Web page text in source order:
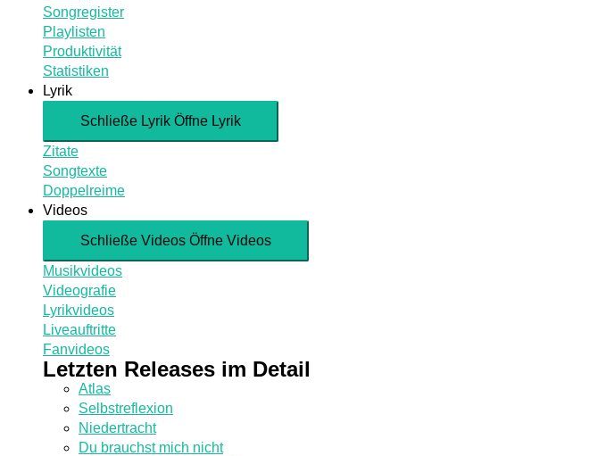
Songregister
Playlisten
Produktivität
Statistiken
Lyrik
Schließe Lyrik Öffne Lyrik
Zitate
Songtexte
Doppelreime
Videos
Schließe Videos Öffne Videos
Musikvideos
Videografie
Lyrikvideos
Liveauftritte
Fanvideos
Letzten Releases im Detail
Atlas
Selbstreflexion
Niedertracht
Du brauchst mich nicht